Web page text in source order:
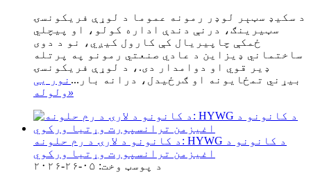
د سکيډ سټېر لوډر رمونه عموما د لوړې فریکونسۍ
سټیرینګ، درنې دندې اداره کولو، او پیچلي
ځمکې چاپیریال کې کارول کیږي، نو د دوی
ساختماني ډیزاین د عادي صنعتي رمونو په پرتله
ډیر قوي او دوامدار دی.، د لوړې فریکونسۍ
بیړني تمځایونه او ګرځیدل، درانه بار... نور یی
ولوله »
د کانونو د لارۍ د رم حلونه: HYWG د کانونو د
اغیزمن ترانسپورت وړتیا ورکوي
د پوسټ وخت: ۰۵-۲۶-۲۰۲۶